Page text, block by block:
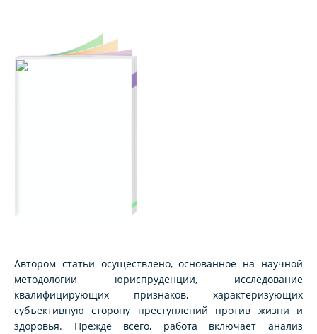
Автором статьи осуществлено, основанное на научной
методологии юриспруденции, исследование
квалифицирующих признаков, характеризующих
субъективную сторону преступлений против жизни и
здоровья. Прежде всего, работа включает анализ